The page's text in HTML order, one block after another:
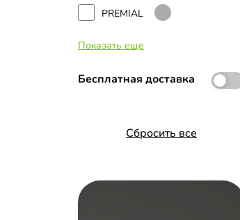
Стекло с пленкой Oracal
Зеркало с фацетом 10 мм
Профиль Firmax
PREMIAL
INTEGRO
Hettich Top Line
Wing Line L Hettich
Показать еще
Бесплатная доставка
Сбросить все